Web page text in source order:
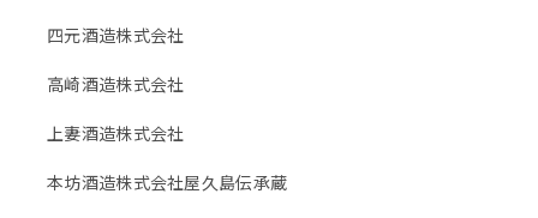
四元酒造株式会社
高崎酒造株式会社
上妻酒造株式会社
本坊酒造株式会社屋久島伝承蔵